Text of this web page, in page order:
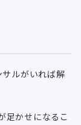
サルがいれば解
足かせになるこ